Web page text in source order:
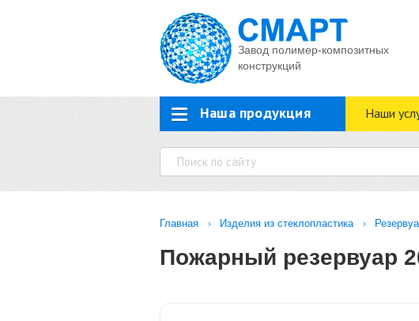
Завод полимер-композитных
конструкций
Наша продукция Наши
Главная Изделия из стеклопластика
Пожарный резервуар